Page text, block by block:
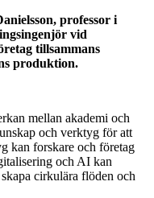
professor i
vid
tillsammans
produktion.
mellan akademi och
och verktyg för att
kan forskare och företag
och AI kan
cirkulära flöden och